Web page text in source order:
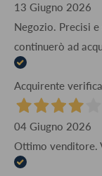
13 Giugno 2026
Negozio. Precisi
continuerò ad
Acquirente
04 Giugno 2026
Ottimo venditore.